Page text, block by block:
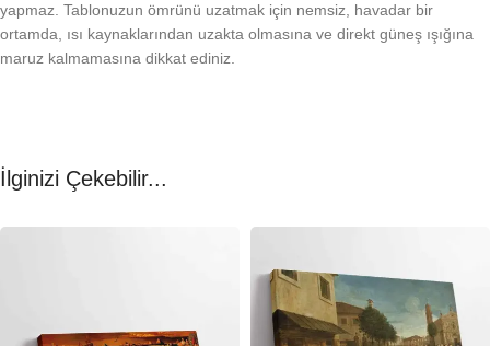
yapmaz. Tablonuzun ömrünü uzatmak için nemsiz, havadar bir
ortamda, ısı kaynaklarından uzakta olmasına ve direkt güneş ışığına
maruz kalmamasına dikkat ediniz.
İlginizi Çekebilir...